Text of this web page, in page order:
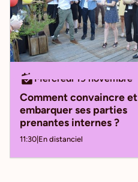
Mercredi 19 novembre
Comment convaincre et
embarquer ses parties
prenantes internes ?
11:30 En distanciel